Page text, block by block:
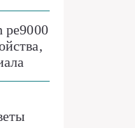
pe9000